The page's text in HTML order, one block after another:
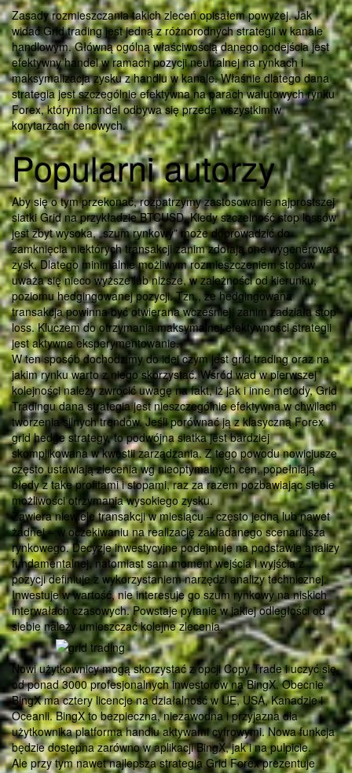
Zasady rozmieszczania takich zleceń opisałem powyżej. Jak
widać Grid trading jest jedną z różnorodnych strategii w kanale
handlowym. Główną ogólną właściwością danego podejścia jest
efektywny handel w ramach pozycji neutralnej na rynkach i
maksymalizacja zysku z handlu w kanale. Właśnie dlatego dana
strategia jest szczególnie efektywna na parach walutowych rynku
Forex, którymi handel odbywa się przede wszystkim w
korytarzach cenowych.
Popularni autorzy
Aby się o tym przekonać, rozpatrzymy zastosowanie najprostszej
siatki Grid na przykładzie BTCUSD. Kiedy szczelność stop lossów
jest zbyt wysoka, „szum rynkowy” może doprowadzić do
zamknięcia niektórych transakcji zanim zdołają one wygenerować
zysk. Dlatego minimalnie możliwym rozmieszczeniem stopów
uważa się nieco wyższe lub niższe, w zależności od kierunku,
poziomu hedgingowanej pozycji. Tzn., że hedgingowana
transakcja powinna być otwierana wcześniej, zanim zadziała stop
loss. Kluczem do otrzymania maksymalnej efektywności strategii
jest aktywne eksperymentowanie.
W ten sposób dochodzimy do idei czym jest grid trading oraz na
jakim rynku warto z niego skorzystać. Wśród wad w pierwszej
kolejności należy zwrócić uwagę na fakt, iż jak i inne metody, Grid
Tradingu dana strategia jest nieszczególnie efektywna w chwilach
tworzenia silnych trendów. Jeśli porównać ją z klasyczną Forex
grid hedge strategy, to podwójna siatka jest bardziej
skomplikowana w kwestii zarządzania. Z tego powodu nowicjusze
często ustawiają zlecenia wg nieoptymalnych cen, popełniają
błędy z take profitami i stopami, raz za razem pozbawiając siebie
możliwości otrzymania wysokiego zysku.
Zawiera niewiele transakcji w miesiącu – często jedną lub nawet
żadnej – w oczekiwaniu na realizację zakładanego scenariusza
rynkowego. Decyzje inwestycyjne podejmuje na podstawie analizy
fundamentalnej, natomiast sam moment wejścia i wyjścia z
pozycji definiuje z wykorzystaniem narzędzi analizy technicznej.
Inwestuje w wartość, nie interesuje go szum rynkowy na niskich
interwałach czasowych. Powstaje pytanie w jakiej odległości od
siebie należy umieszczać kolejne zlecenia.
Nowi użytkownicy mogą skorzystać z opcji Copy Trade i uczyć się
od ponad 3000 profesjonalnych inwestorów na BingX. Obecnie
BingX ma cztery licencje na działalność w UE, USA, Kanadzie i
Oceanii. BingX to bezpieczna, niezawodna i przyjazna dla
użytkownika platforma handlu aktywami cyfrowymi. Nowa funkcja
będzie dostępna zarówno w aplikacji BingX, jak i na pulpicie.
Ale przy tym nawet najlepsza strategia Grid Forex prezentuje